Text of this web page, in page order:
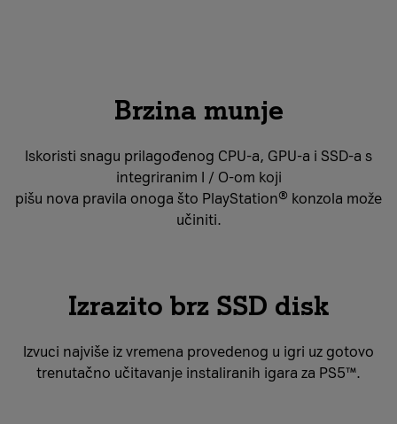
Brzina munje
Iskoristi snagu prilagođenog CPU-a, GPU-a i SSD-a s
integriranim I / O-om koji
pišu nova pravila onoga što PlayStation® konzola može
učiniti.
Izrazito brz SSD disk
Izvuci najviše iz vremena provedenog u igri uz gotovo
trenutačno učitavanje instaliranih igara za PS5™.